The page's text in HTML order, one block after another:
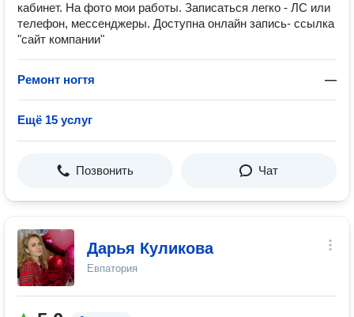
кабинет. На фото мои работы. Записаться легко - ЛС или
телефон, мессенджеры. Доступна онлайн запись- ссылка
"сайт компании"
Ремонт ногтя —
Ещё 15 услуг
Позвонить Чат
Дарья Куликова
Евпатория